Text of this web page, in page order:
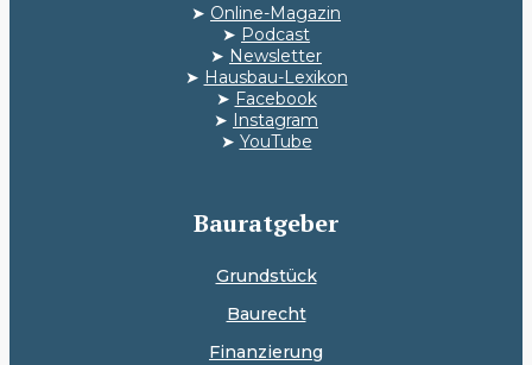
➤ Online-Magazin
➤ Podcast
➤ Newsletter
➤ Hausbau-Lexikon
➤ Facebook
➤ Instagram
➤ YouTube
Bauratgeber
Grundstück
Baurecht
Finanzierung